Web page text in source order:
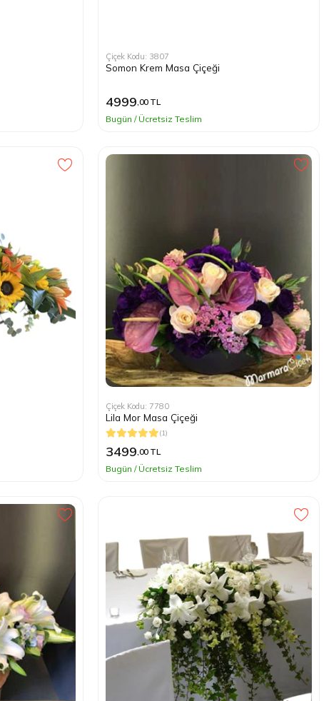
Çiçek Kodu: 3807
Somon Krem Masa Çiçeği
4999 ,00 TL
Bugün / Ücretsiz Teslim
Çiçek Kodu: 7780
Lila Mor Masa Çiçeği
(1)
3499,00 TL
Bugün / Ücretsiz Teslim